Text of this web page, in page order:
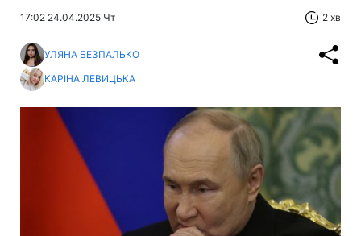
17:02 24.04.2025 Чт 2 хв
УЛЯНА БЕЗПАЛЬКО
КАРІНА ЛЕВИЦЬКА